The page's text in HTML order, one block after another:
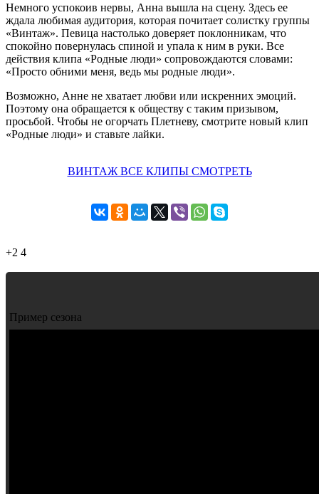
Немного успокоив нервы, Анна вышла на сцену. Здесь ее
ждала любимая аудитория, которая почитает солистку группы
«Винтаж». Певица настолько доверяет поклонникам, что
спокойно повернулась спиной и упала к ним в руки. Все
действия клипа «Родные люди» сопровождаются словами:
«Просто обними меня, ведь мы родные люди».
Возможно, Анне не хватает любви или искренних эмоций.
Поэтому она обращается к обществу с таким призывом,
просьбой. Чтобы не огорчать Плетневу, смотрите новый клип
«Родные люди» и ставьте лайки.
ВИНТАЖ ВСЕ КЛИПЫ СМОТРЕТЬ
+2 4
Пример сезона